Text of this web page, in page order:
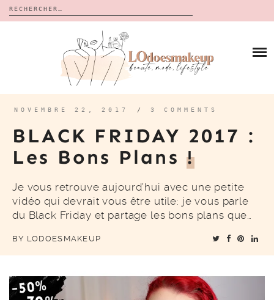
Rechercher :
CALENDRIERS DE L’AVENT
BON PLAN
À PROPOS
CONTACT
NOVEMBRE 22, 2017 / 3 COMMENTS
BLACK FRIDAY 2017 :
Les Bons Plans !
Je vous retrouve aujourd’hui avec une petite
vidéo qui devrait vous être utile: je vous parle
du Black Friday et partage les bons plans que…
BY LODOESMAKEUP